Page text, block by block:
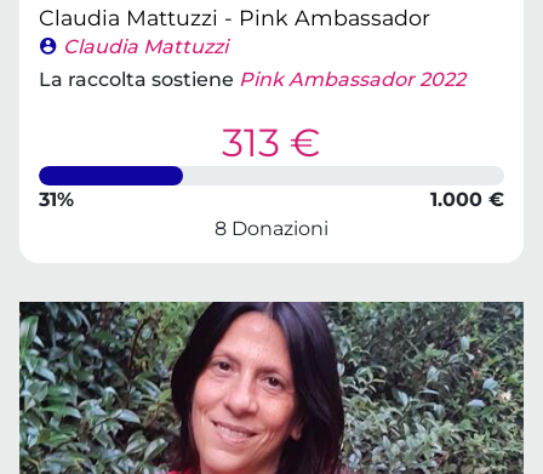
Claudia Mattuzzi - Pink Ambassador
Claudia Mattuzzi
La raccolta sostiene Pink Ambassador 2022
313 €
31%
1.000 €
8 Donazioni